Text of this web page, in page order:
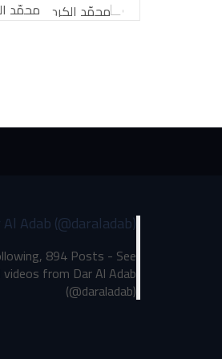
محمّد
Adab (@daraladab)
894 Posts - See
from Dar Al Adab
(@daraladab)